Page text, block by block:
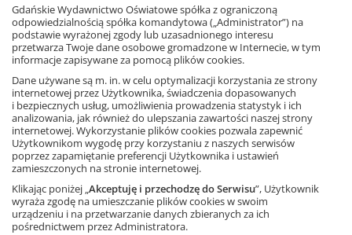
egz.
Najniższa cena z 30 dni: 3,40 zł
Dodaj do koszyka
Książka
Matematyka,szkoła podstawowa
ISBN: 978-83-7420-919-9
Zeszyty ćwiczeńArytmetykaiGeometriaprzeznaczone są dla
nauczycieli, którym zależy na możliwie najwyższym poziomie
nauczania przedmiotu, ale nie mogą pozwolić sobie na
komfort pracy z trzyzeszytową wersją ćwiczeń (wersją A).
Zeszyty są dostosowane do zawartości nowego podręcznika.
Ta strona używa plików cookies.
Akceptuję
Dowiedz się więcej
Gdańskie Wydawnictwo Oświatowe spółka z ograniczoną
odpowiedzialnością spółka komandytowa („Administrator”) na
podstawie wyrażonej zgody lub uzasadnionego interesu
przetwarza Twoje dane osobowe gromadzone w Internecie, w tym
informacje zapisywane za pomocą plików cookies.
Dane używane są m. in. w celu optymalizacji korzystania ze strony
internetowej przez Użytkownika, świadczenia dopasowanych
i bezpiecznych usług, umożliwienia prowadzenia statystyk i ich
analizowania, jak również do ulepszania zawartości naszej strony
internetowej. Wykorzystanie plików cookies pozwala zapewnić
Użytkownikom wygodę przy korzystaniu z naszych serwisów
poprzez zapamiętanie preferencji Użytkownika i ustawień
zamieszczonych na stronie internetowej.
Klikając poniżej „Akceptuję i przechodzę do Serwisu”, Użytkownik
wyraża zgodę na umieszczanie plików cookies w swoim
urządzeniu i na przetwarzanie danych zbieranych za ich
pośrednictwem przez Administratora.